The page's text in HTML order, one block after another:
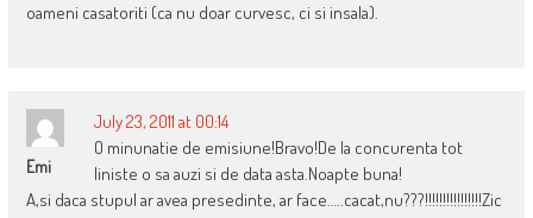
oameni casatoriti (ca nu doar curvesc, ci si insala).
Emi
July 23, 2011 at 00:14
O minunatie de emisiune!Bravo!De la concurenta tot
liniste o sa auzi si de data asta.Noapte buna!
A,si daca stupul ar avea presedinte, ar face…..cacat,nu???!!!!!!!!!!!!!!!!Zic